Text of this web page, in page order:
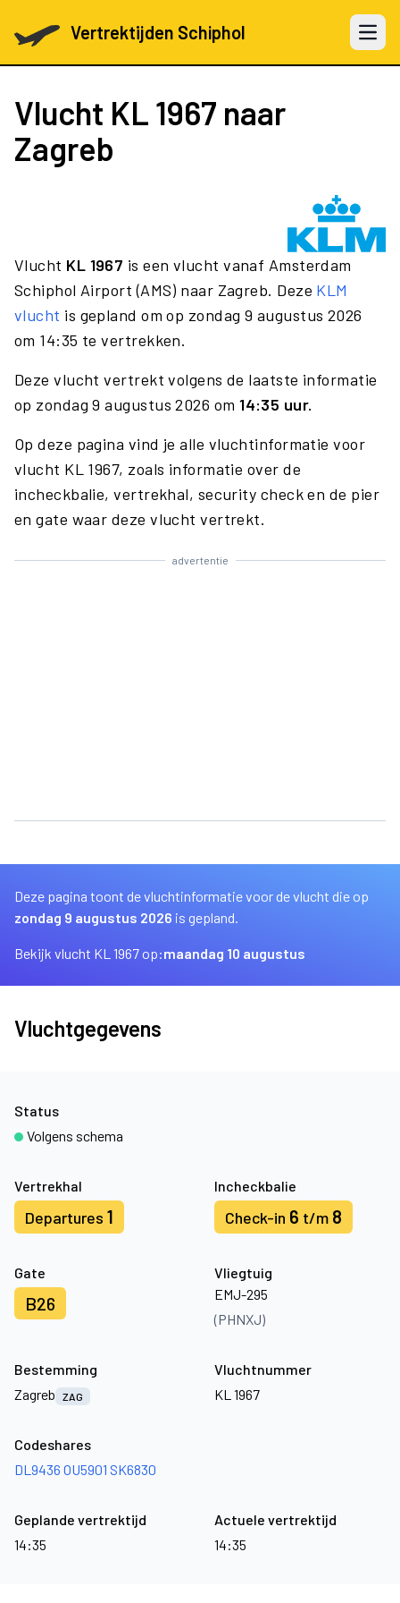
Vertrektijden Schiphol Open
Vlucht KL 1967 naar
Zagreb
Vlucht KL 1967 is een vlucht vanaf Amsterdam
Schiphol Airport (AMS) naar Zagreb. Deze KLM
vlucht is gepland om op zondag 9 augustus 2026
om 14:35 te vertrekken.
Deze vlucht vertrekt volgens de laatste informatie
op zondag 9 augustus 2026 om14:35 uur.
Op deze pagina vind je alle vluchtinformatie voor
vlucht KL 1967, zoals informatie over de
incheckbalie, vertrekhal, security check en de pier
en gate waar deze vlucht vertrekt.
advertentie
Deze pagina toont de vluchtinformatie voor de vlucht die op
zondag 9 augustus 2026 is gepland.
Bekijk vlucht KL 1967 op:maandag 10 augustus
Vluchtgegevens
Vertrekhal
Departures 1
Incheckbalie
Check-in 6 t/m 8
Gate
B26
Vliegtuig
EMJ-295
(PHNXJ)
Status
Volgens schema
Bestemming
Zagreb
ZAG
Vluchtnummer
KL 1967
Codeshares
DL9436 OU5901 SK6830
Geplande vertrektijd
14:35
Actuele vertrektijd
14:35